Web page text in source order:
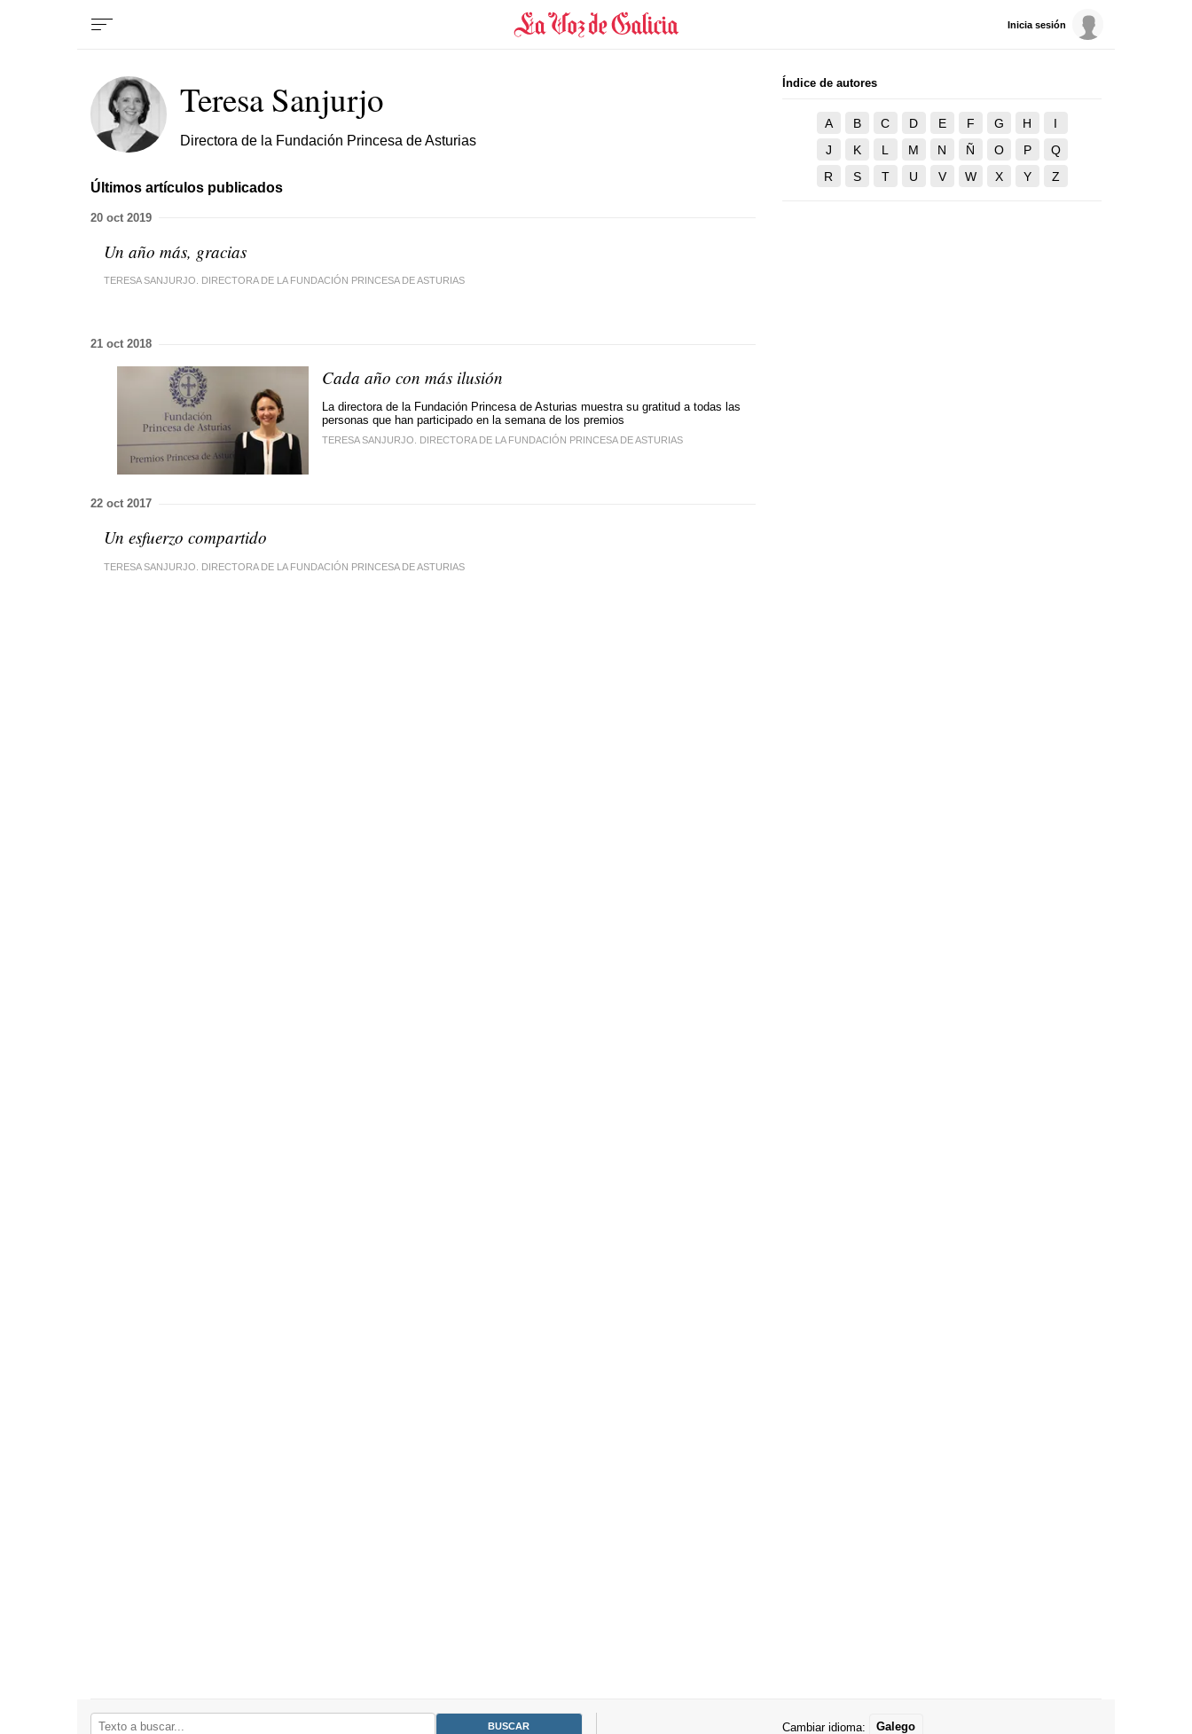
Inicia sesión
Teresa Sanjurjo
Directora de la Fundación Princesa de Asturias
Últimos artículos publicados
20 oct 2019
Un año más, gracias
TERESA SANJURJO. DIRECTORA DE LA FUNDACIÓN PRINCESA DE ASTURIAS
21 oct 2018
Cada año con más ilusión
La directora de la Fundación Princesa de Asturias muestra su gratitud a todas las
personas que han participado en la semana de los premios
TERESA SANJURJO. DIRECTORA DE LA FUNDACIÓN PRINCESA DE ASTURIAS
22 oct 2017
Un esfuerzo compartido
TERESA SANJURJO. DIRECTORA DE LA FUNDACIÓN PRINCESA DE ASTURIAS
Índice de autores
A B C D E F G H
I
J
K L M N Ñ O P
Q
R
S T U V W X Y Z
Cambiar idioma: Galego